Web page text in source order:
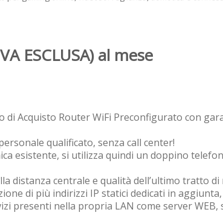
ESCLUSA) al mese
di Acquisto Router WiFi Preconfigurato con
qualificato, senza call center!
esistente, si utilizza quindi un doppino
distanza centrale e qualità dell’ultimo tratto di
di più indirizzi IP statici dedicati in
presenti nella propria LAN come server WEB,